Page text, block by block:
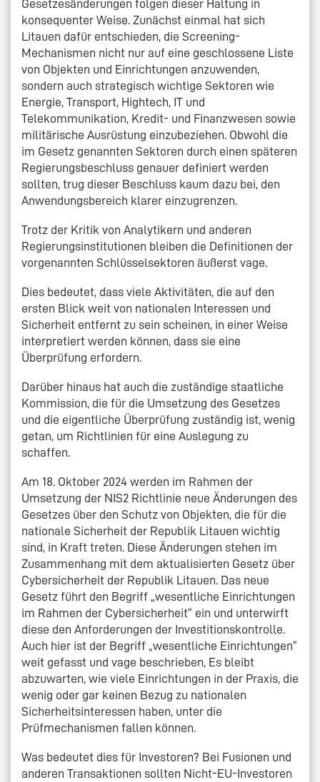
Gesetzesänderungen folgen dieser Haltung in
konsequenter Weise. Zunächst einmal hat sich
Litauen dafür entschieden, die Screening-
Mechanismen nicht nur auf eine geschlossene Liste
von Objekten und Einrichtungen anzuwenden,
sondern auch strategisch wichtige Sektoren wie
Energie, Transport, Hightech, IT und
Telekommunikation, Kredit- und Finanzwesen sowie
militärische Ausrüstung einzubeziehen. Obwohl die
im Gesetz genannten Sektoren durch einen späteren
Regierungsbeschluss genauer definiert werden
sollten, trug dieser Beschluss kaum dazu bei, den
Anwendungsbereich klarer einzugrenzen.
Trotz der Kritik von Analytikern und anderen
Regierungsinstitutionen bleiben die Definitionen der
vorgenannten Schlüsselsektoren äußerst vage.
Dies bedeutet, dass viele Aktivitäten, die auf den
ersten Blick weit von nationalen Interessen und
Sicherheit entfernt zu sein scheinen, in einer Weise
interpretiert werden können, dass sie eine
Überprüfung erfordern.
Darüber hinaus hat auch die zuständige staatliche
Kommission, die für die Umsetzung des Gesetzes
und die eigentliche Überprüfung zuständig ist, wenig
getan, um Richtlinien für eine Auslegung zu
schaffen.
Am 18. Oktober 2024 werden im Rahmen der
Umsetzung der NIS2 Richtlinie neue Änderungen des
Gesetzes über den Schutz von Objekten, die für die
nationale Sicherheit der Republik Litauen wichtig
sind, in Kraft treten. Diese Änderungen stehen im
Zusammenhang mit dem aktualisierten Gesetz über
Cybersicherheit der Republik Litauen. Das neue
Gesetz führt den Begriff „wesentliche Einrichtungen
im Rahmen der Cybersicherheit“ ein und unterwirft
diese den Anforderungen der Investitionskontrolle.
Auch hier ist der Begriff „wesentliche Einrichtungen“
weit gefasst und vage beschrieben, Es bleibt
abzuwarten, wie viele Einrichtungen in der Praxis, die
wenig oder gar keinen Bezug zu nationalen
Sicherheitsinteressen haben, unter die
Prüfmechanismen fallen können.
Was bedeutet dies für Investoren? Bei Fusionen und
anderen Transaktionen sollten Nicht-EU-Investoren